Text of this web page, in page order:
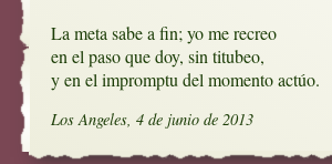
La meta sabe a fin; yo me recreo
en el paso que doy, sin titubeo,
y en el impromptu del momento actúo.
Los Angeles, 4 de junio de 2013